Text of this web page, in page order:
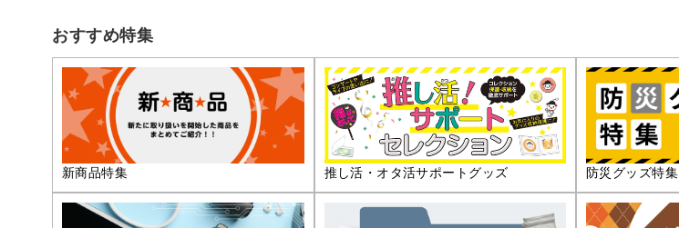
おすすめ特集
新商品特集 推し活・オタ活サポートグッズ 防災グッズ特集